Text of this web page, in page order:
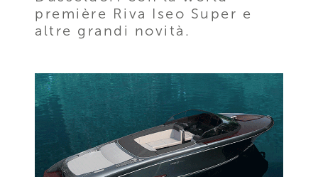
première Riva Iseo Super e
altre grandi novità.